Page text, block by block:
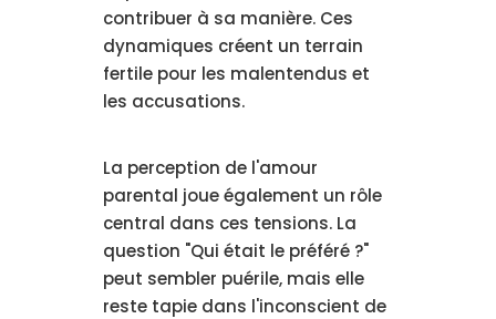
contribuer à sa manière. Ces
dynamiques créent un terrain
fertile pour les malentendus et
les accusations.
La perception de l'amour
parental joue également un rôle
central dans ces tensions. La
question "Qui était le préféré ?"
peut sembler puérile, mais elle
reste tapie dans l'inconscient de